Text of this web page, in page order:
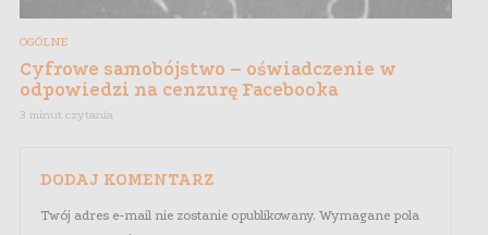
OGÓLNE
Cyfrowe samobójstwo – oświadczenie w
odpowiedzi na cenzurę Facebooka
3 minut czytania
DODAJ KOMENTARZ
Twój adres e-mail nie zostanie opublikowany. Wymagane pola